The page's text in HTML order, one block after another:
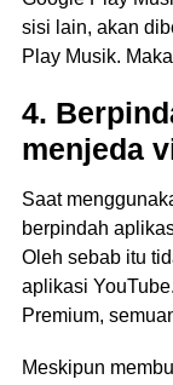
sisi lain, akan
Play Musik.
4.
menjeda
Saat
berpindah
Oleh sebab itu
aplikasi
Premium,
Meskipun